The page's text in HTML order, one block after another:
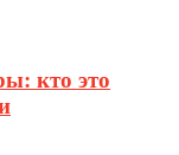
кто это